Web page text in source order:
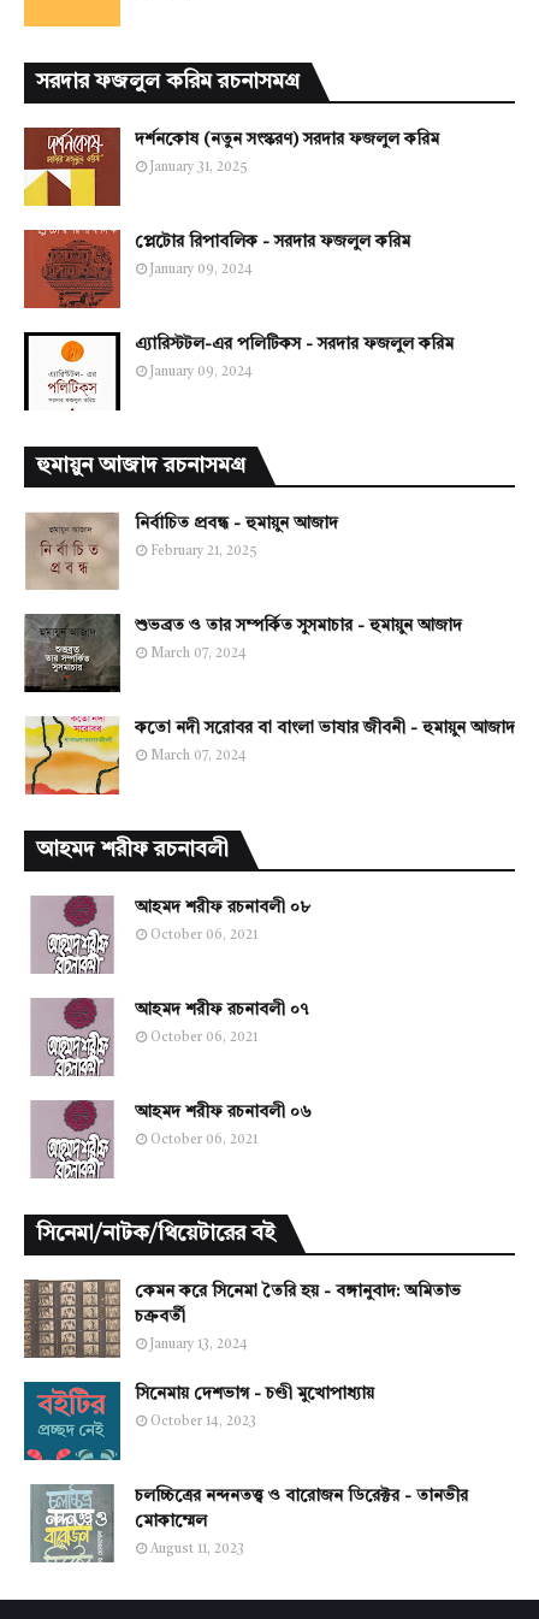
সরদার ফজলুল করিম রচনাসমগ্র
দর্শনকোষ (নতুন সংস্করণ) সরদার ফজলুল করিম
January 31, 2025
প্লেটোর রিপাবলিক - সরদার ফজলুল করিম
January 09, 2024
এ্যারিস্টটল-এর পলিটিকস - সরদার ফজলুল করিম
January 09, 2024
হুমায়ুন আজাদ রচনাসমগ্র
নির্বাচিত প্রবন্ধ - হুমায়ুন আজাদ
February 21, 2025
শুভব্রত ও তার সম্পর্কিত সুসমাচার - হুমায়ুন আজাদ
March 07, 2024
কতো নদী সরোবর বা বাংলা ভাষার জীবনী - হুমায়ুন আজাদ
March 07, 2024
আহমদ শরীফ রচনাবলী
আহমদ শরীফ রচনাবলী ০৮
October 06, 2021
আহমদ শরীফ রচনাবলী ০৭
October 06, 2021
আহমদ শরীফ রচনাবলী ০৬
October 06, 2021
সিনেমা/নাটক/থিয়েটারের বই
কেমন করে সিনেমা তৈরি হয় - বঙ্গানুবাদ: অমিতাভ
চক্রবর্তী
January 13, 2024
সিনেমায় দেশভাগ - চণ্ডী মুখোপাধ্যায়
October 14, 2023
চলচ্চিত্রের নন্দনতত্ত্ব ও বারোজন ডিরেক্টর - তানভীর
মোকাম্মেল
August 11, 2023